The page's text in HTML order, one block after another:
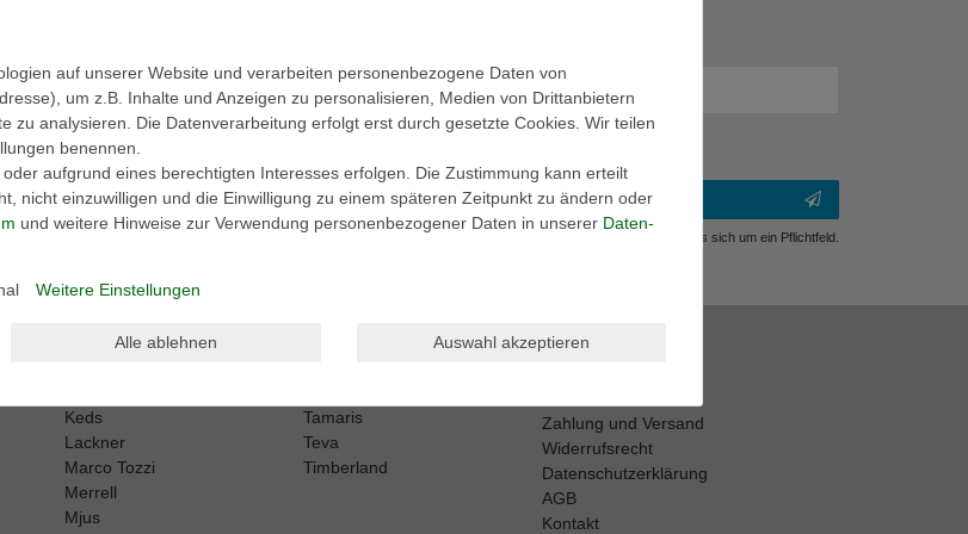
kann ich jederzeit widerrufen.**
Abonnieren
** Hierbei handelt es sich um ein Pflichtfeld.
Harley Davidson
Keds
Lackner
Marco Tozzi
Merrell
Mjus
Tamaris
Teva
Timberland
Shop Info
Zahlung und Versand
Widerrufsrecht
Datenschutzerklärung
AGB
Kontakt
auf unserer Website und verarbeiten personenbezogene Daten von
um z.B. Inhalte und Anzeigen zu personalisieren, Medien von Drittanbietern
zu analysieren. Die Datenverarbeitung erfolgt erst durch gesetzte Cookies. Wir teilen
benennen.
aufgrund eines berechtigten Interesses erfolgen. Die Zustimmung kann erteilt
nicht einzuwilligen und die Einwilligung zu einem späteren Zeitpunkt zu ändern oder
und weitere Hinweise zur Verwendung personenbezogener Daten in unserer Daten­
Weitere Einstellungen
Alle ablehnen Auswahl akzeptieren